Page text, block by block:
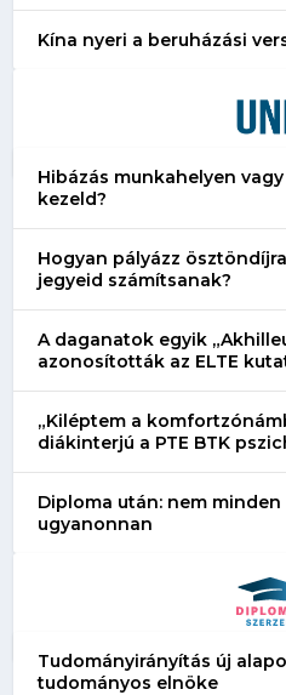
Kína nyeri a beruházási
Hibázás munkahelyen
kezeld?
Hogyan pályázz
jegyeid számítsanak?
A daganatok egyik
azonosították az ELTE
„Kiléptem a
diákinterjú a PTE BTK
Diploma után: nem
ugyanonnan
Tudományirányítás új
tudományos elnöke